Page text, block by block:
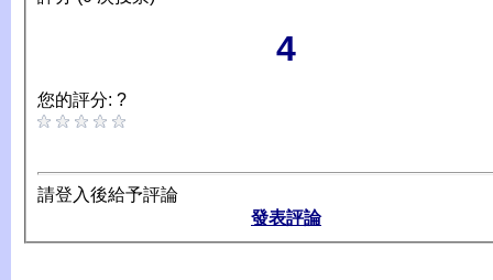
4
您的評分: ?
請登入後給予評論
發表評論